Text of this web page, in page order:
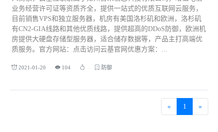
业务经营许可证等资质齐全，提供一站式的优质互联网云服务，
目前销售VPS和独立服务器，机房有美国洛杉矶和欧洲，洛杉矶
有CN2-GIA线路和其他优质线路，提供超高的DDoS防御，欧洲机
房提供大硬盘存储型服务器，适合储存数据等，产品主打高端优
质服务。官方网站：点击访问云基官网优惠方案：...
2021-01-20 104 防御
« 1 »